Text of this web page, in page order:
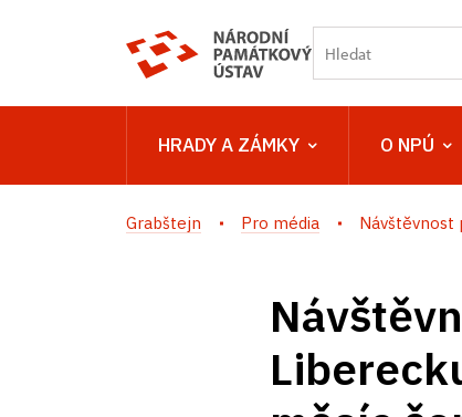
HRADY A ZÁMKY O NPÚ
Grabštejn Pro média Návštěvnost